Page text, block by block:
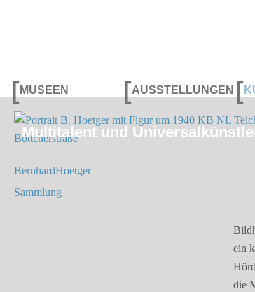
[MUSEEN [AUSSTELLUNGEN [
Multitalent und
BernhardHoetger
Sammlung
ein
die